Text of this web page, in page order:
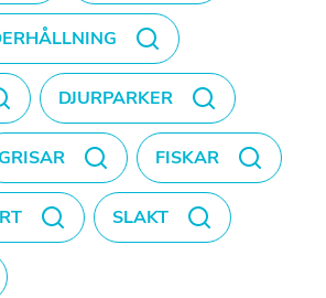
DJURPARKER
FISKAR
SLAKT